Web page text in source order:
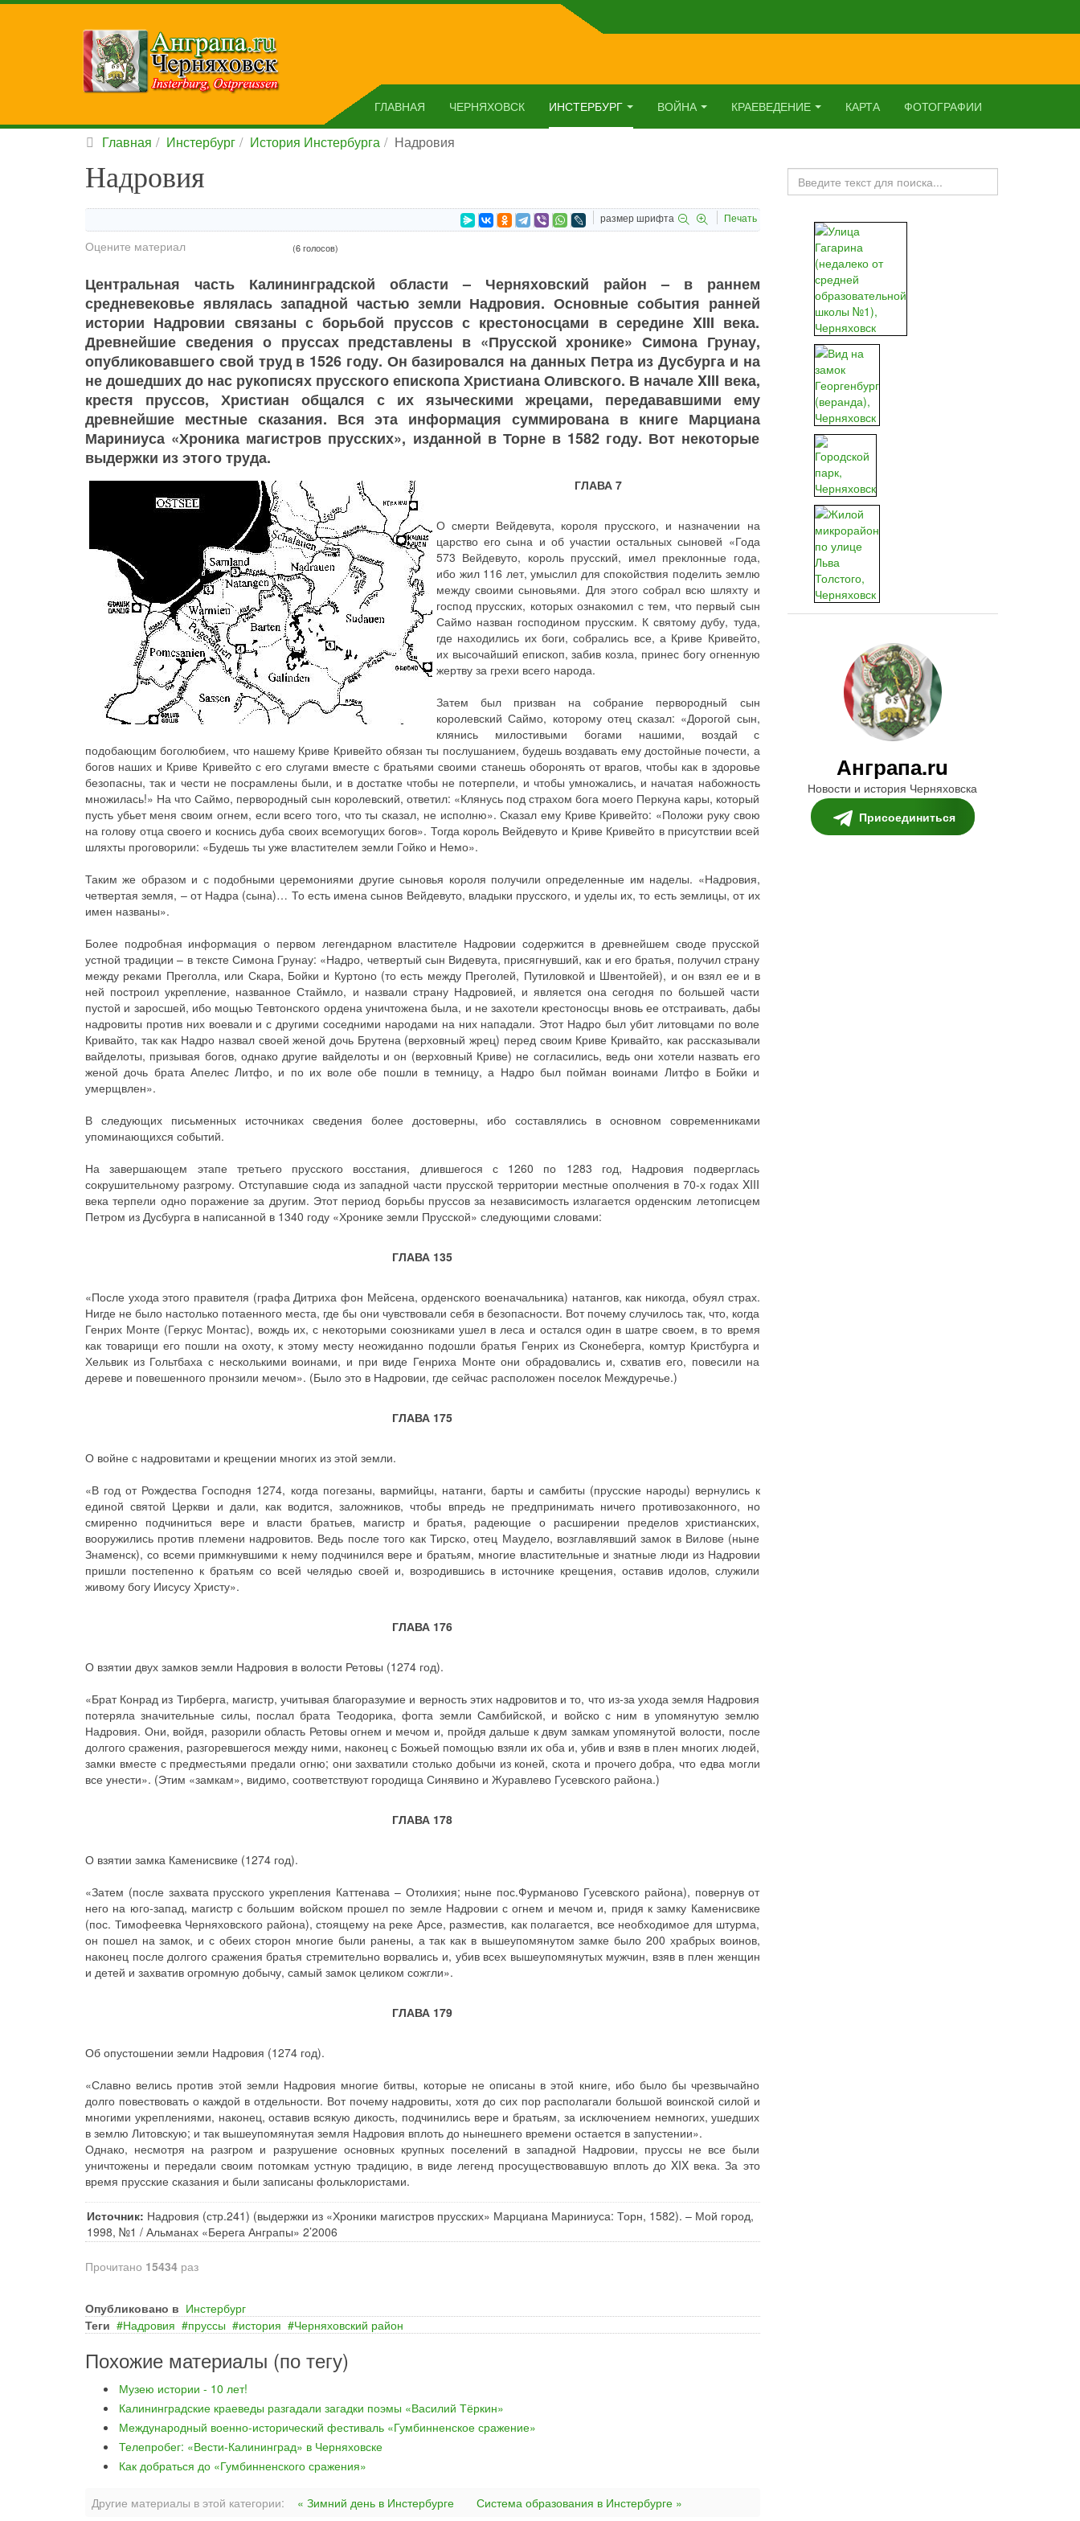
ГЛАВНАЯ ЧЕРНЯХОВСК ИНСТЕРБУРГ ВОЙНА КРАЕВЕДЕНИЕ КАРТА ФОТОГРАФИИ
Главная Инстербург История Инстербурга Надровия
Надровия
размер шрифта Печать
Оцените материал (6 голосов)
Центральная часть Калининградской области – Черняховский район – в раннем
средневековье являлась западной частью земли Надровия. Основные события ранней
истории Надровии связаны с борьбой пруссов с крестоносцами в середине XIII века.
Древнейшие сведения о пруссах представлены в «Прусской хронике» Симона Грунау,
опубликовавшего свой труд в 1526 году. Он базировался на данных Петра из Дусбурга и на
не дошедших до нас рукописях прусского епископа Христиана Оливского. В начале XIII века,
крестя пруссов, Христиан общался с их языческими жрецами, передававшими ему
древнейшие местные сказания. Вся эта информация суммирована в книге Марциана
Мариниуса «Хроника магистров прусских», изданной в Торне в 1582 году. Вот некоторые
выдержки из этого труда.
ГЛАВА 7
О смерти Вейдевута, короля прусского, и назначении на
царство его сына и об участии остальных сыновей «Года
573 Вейдевуто, король прусский, имел преклонные года,
ибо жил 116 лет, умыслил для спокойствия поделить землю
между своими сыновьями. Для этого собрал всю шляхту и
господ прусских, которых ознакомил с тем, что первый сын
Саймо назван господином прусским. К святому дубу, туда,
где находились их боги, собрались все, а Криве Кривейто,
их высочайший епископ, забив козла, принес богу огненную
жертву за грехи всего народа.
Затем был призван на собрание первородный сын
королевский Саймо, которому отец сказал: «Дорогой сын,
клянись милостивыми богами нашими, воздай с
подобающим боголюбием, что нашему Криве Кривейто обязан ты послушанием, будешь воздавать ему достойные почести, а
богов наших и Криве Кривейто с его слугами вместе с братьями своими станешь оборонять от врагов, чтобы как в здоровье
безопасны, так и чести не посрамлены были, и в достатке чтобы не потерпели, и чтобы умножались, и начатая набожность
множилась!» На что Саймо, первородный сын королевский, ответил: «Клянусь под страхом бога моего Перкуна кары, который
пусть убьет меня своим огнем, если всего того, что ты сказал, не исполню». Сказал ему Криве Кривейто: «Положи руку свою
на голову отца своего и коснись дуба своих всемогущих богов». Тогда король Вейдевуто и Криве Кривейто в присутствии всей
шляхты проговорили: «Будешь ты уже властителем земли Гойко и Немо».
Таким же образом и с подобными церемониями другие сыновья короля получили определенные им наделы. «Надровия,
четвертая земля, – от Надра (сына)… То есть имена сынов Вейдевуто, владыки прусского, и уделы их, то есть землицы, от их
имен названы».
Более подробная информация о первом легендарном властителе Надровии содержится в древнейшем своде прусской
устной традиции – в тексте Симона Грунау: «Надро, четвертый сын Видевута, присягнувший, как и его братья, получил страну
между реками Преголла, или Скара, Бойки и Куртоно (то есть между Преголей, Путиловкой и Швентойей), и он взял ее и в
ней построил укрепление, названное Стаймло, и назвали страну Надровией, и является она сегодня по большей части
пустой и заросшей, ибо мощью Тевтонского ордена уничтожена была, и не захотели крестоносцы вновь ее отстраивать, дабы
надровиты против них воевали и с другими соседними народами на них нападали. Этот Надро был убит литовцами по воле
Кривайто, так как Надро назвал своей женой дочь Брутена (верховный жрец) перед своим Криве Кривайто, как рассказывали
вайделоты, призывая богов, однако другие вайделоты и он (верховный Криве) не согласились, ведь они хотели назвать его
женой дочь брата Апелес Литфо, и по их воле обе пошли в темницу, а Надро был пойман воинами Литфо в Бойки и
умерщвлен».
В следующих письменных источниках сведения более достоверны, ибо составлялись в основном современниками
упоминающихся событий.
На завершающем этапе третьего прусского восстания, длившегося с 1260 по 1283 год, Надровия подверглась
сокрушительному разгрому. Отступавшие сюда из западной части прусской территории местные ополчения в 70-х годах XIII
века терпели одно поражение за другим. Этот период борьбы пруссов за независимость излагается орденским летописцем
Петром из Дусбурга в написанной в 1340 году «Хронике земли Прусской» следующими словами:
ГЛАВА 135
«После ухода этого правителя (графа Дитриха фон Мейсена, орденского военачальника) натангов, как никогда, обуял страх.
Нигде не было настолько потаенного места, где бы они чувствовали себя в безопасности. Вот почему случилось так, что, когда
Генрих Монте (Геркус Монтас), вождь их, с некоторыми союзниками ушел в леса и остался один в шатре своем, в то время
как товарищи его пошли на охоту, к этому месту неожиданно подошли братья Генрих из Сконеберга, комтур Кристбурга и
Хельвик из Гольтбаха с несколькими воинами, и при виде Генриха Монте они обрадовались и, схватив его, повесили на
дереве и повешенного пронзили мечом». (Было это в Надровии, где сейчас расположен поселок Междуречье.)
ГЛАВА 175
О войне с надровитами и крещении многих из этой земли.
«В год от Рождества Господня 1274, когда погезаны, вармийцы, натанги, барты и самбиты (прусские народы) вернулись к
единой святой Церкви и дали, как водится, заложников, чтобы впредь не предпринимать ничего противозаконного, но
смиренно подчиниться вере и власти братьев, магистр и братья, радеющие о расширении пределов христианских,
вооружились против племени надровитов. Ведь после того как Тирско, отец Маудело, возглавлявший замок в Вилове (ныне
Знаменск), со всеми примкнувшими к нему подчинился вере и братьям, многие властительные и знатные люди из Надровии
пришли постепенно к братьям со всей челядью своей и, возродившись в источнике крещения, оставив идолов, служили
живому богу Иисусу Христу».
ГЛАВА 176
О взятии двух замков земли Надровия в волости Ретовы (1274 год).
«Брат Конрад из Тирберга, магистр, учитывая благоразумие и верность этих надровитов и то, что из-за ухода земля Надровия
потеряла значительные силы, послал брата Теодорика, фогта земли Самбийской, и войско с ним в упомянутую землю
Надровия. Они, войдя, разорили область Ретовы огнем и мечом и, пройдя дальше к двум замкам упомянутой волости, после
долгого сражения, разгоревшегося между ними, наконец с Божьей помощью взяли их оба и, убив и взяв в плен многих людей,
замки вместе с предместьями предали огню; они захватили столько добычи из коней, скота и прочего добра, что едва могли
все унести». (Этим «замкам», видимо, соответствуют городища Синявино и Журавлево Гусевского района.)
ГЛАВА 178
О взятии замка Каменисвике (1274 год).
«Затем (после захвата прусского укрепления Каттенава – Отолихия; ныне пос.Фурманово Гусевского района), повернув от
него на юго-запад, магистр с большим войском прошел по земле Надровии с огнем и мечом и, придя к замку Каменисвике
(пос. Тимофеевка Черняховского района), стоящему на реке Арсе, разместив, как полагается, все необходимое для штурма,
он пошел на замок, и с обеих сторон многие были ранены, а так как в вышеупомянутом замке было 200 храбрых воинов,
наконец после долгого сражения братья стремительно ворвались и, убив всех вышеупомянутых мужчин, взяв в плен женщин
и детей и захватив огромную добычу, самый замок целиком сожгли».
ГЛАВА 179
Об опустошении земли Надровия (1274 год).
«Славно велись против этой земли Надровия многие битвы, которые не описаны в этой книге, ибо было бы чрезвычайно
долго повествовать о каждой в отдельности. Вот почему надровиты, хотя до сих пор располагали большой воинской силой и
многими укреплениями, наконец, оставив всякую дикость, подчинились вере и братьям, за исключением немногих, ушедших
в землю Литовскую; и так вышеупомянутая земля Надровия вплоть до нынешнего времени остается в запустении».
Однако, несмотря на разгром и разрушение основных крупных поселений в западной Надровии, пруссы не все были
уничтожены и передали своим потомкам устную традицию, в виде легенд просуществовавшую вплоть до XIX века. За это
время прусские сказания и были записаны фольклористами.
Источник: Надровия (стр.241) (выдержки из «Хроники магистров прусских» Марциана Мариниуса: Торн, 1582). – Мой город,
1998, №1 / Альманах «Берега Анграпы» 2’2006
Прочитано 15434 раз
Опубликовано в Инстербург
Теги
Надровия пруссы история Черняховский район
Похожие материалы (по тегу)
Музею истории - 10 лет!
Калининградские краеведы разгадали загадки поэмы «Василий Тёркин»
Международный военно-исторический фестиваль «Гумбинненское сражение»
Телепробег: «Вести-Калининград» в Черняховске
Как добраться до «Гумбинненского сражения»
Другие материалы в этой категории: « Зимний день в Инстербурге Система образования в Инстербурге »
Искать...
Анграпа.ru
Новости и история Черняховска
Присоединиться